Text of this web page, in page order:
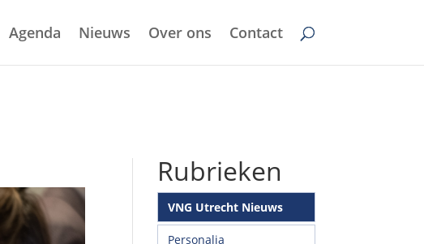
Agenda Nieuws Over ons Contact
Rubrieken
VNG Utrecht Nieuws
Personalia